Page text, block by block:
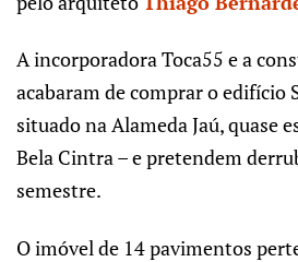
A incorporadora Toca55 e a
acabaram de comprar o edifício
situado na Alameda Jaú, quase
Bela Cintra – e pretendem
semestre.
O imóvel de 14 pavimentos